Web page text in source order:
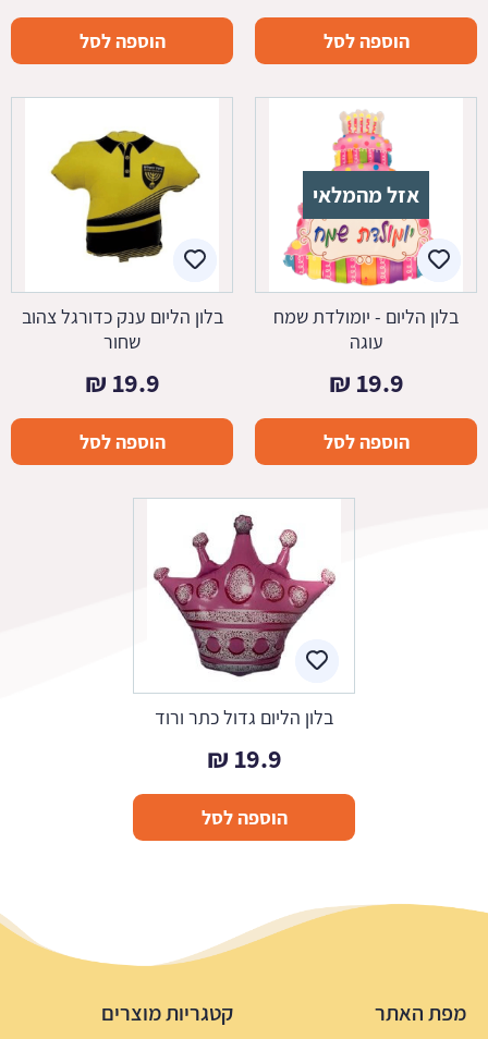
הוספה לסל הוספה לסל
אזל מהמלאי
בלון הליום - יומולדת שמח
עוגה
19.9
₪
הוספה לסל
בלון הליום ענק כדורגל צהוב
שחור
19.9
₪
הוספה לסל
בלון הליום גדול כתר ורוד
19.9
₪
הוספה לסל
מפת האתר קטגריות מוצרים